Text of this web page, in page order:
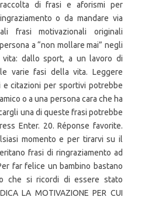
di frasi e aforismi per
o da mandare via
frasi motivazionali originali
a “non mollare mai” negli
dallo sport, a un lavoro di
varie fasi della vita. Leggere
citazioni per sportivi potrebbe
o a una persona cara che ha
una di queste frasi potrebbe
Enter. 20. Réponse favorite.
momento e per tirarvi su il
frasi di ringraziamento ad
far felice un bambino bastano
che si ricordi di essere stato
LA MOTIVAZIONE PER CUI